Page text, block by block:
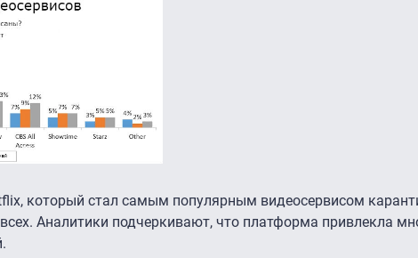
который стал самым популярным видеосервисом
Аналитики подчеркивают, что платформа привлекла